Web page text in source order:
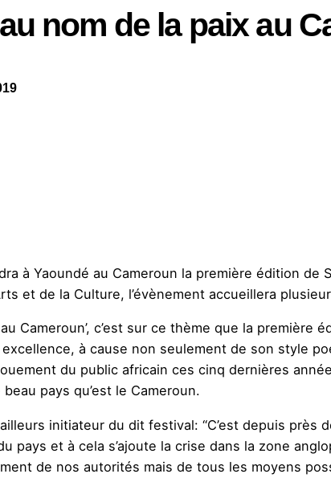
nom de la paix au
à Yaoundé au Cameroun la première édition
et de la Culture, l’évènement accueillera
Cameroun’, c’est sur ce thème que la
à cause non seulement de son style
du public africain ces cinq dernières
pays qu’est le Cameroun.
initiateur du dit festival: “C’est depuis
pays et à cela s’ajoute la crise dans la zone
de nos autorités mais de tous les moyens